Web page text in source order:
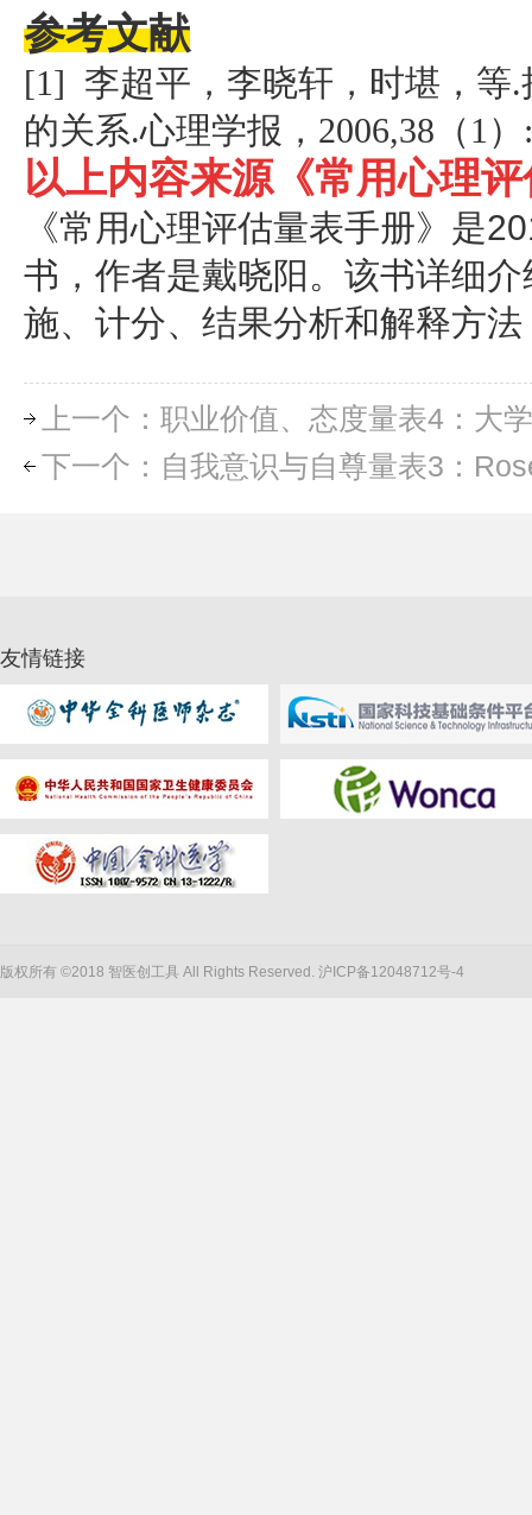
参考文献
[1] 李超平，李晓轩，时堪，等
的关系.心理学报，2006,38（1）
以上内容来源《常用心理
《常用心理评估量表手册》是
书，作者是戴晓阳。该书详细
施、计分、结果分析和解释方
上一个：职业价值、态度量表4：大
下一个：自我意识与自尊量表3：
友情链接
版权所有 ©2018 智医创工具 All Rights Reserved. 沪ICP备12048712号-4